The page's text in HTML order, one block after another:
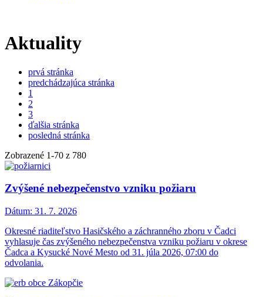
Aktuality
prvá stránka
predchádzajúca stránka
1
2
3
ďalšia stránka
posledná stránka
Zobrazené 1-70 z 780
Zvýšené nebezpečenstvo vzniku požiaru
Dátum: 31. 7. 2026
Okresné riaditeľstvo Hasičského a záchranného zboru v Čadci
vyhlasuje čas zvýšeného nebezpečenstva vzniku požiaru v okrese
Čadca a Kysucké Nové Mesto od 31. júla 2026, 07:00 do
odvolania.